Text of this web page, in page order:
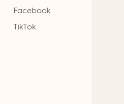
Facebook
TikTok